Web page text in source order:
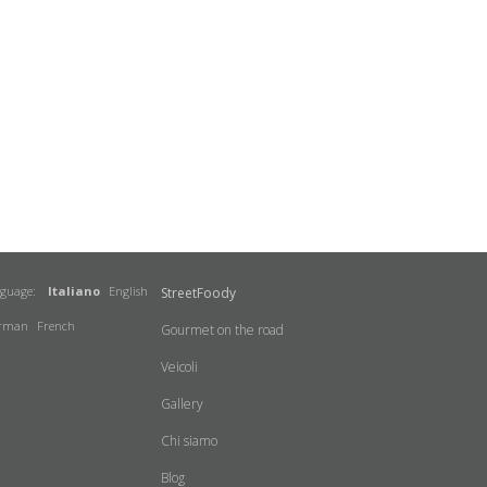
StreetFoody
Gourmet on the road
Veicoli
Gallery
Chi siamo
Blog
Italiano English
French